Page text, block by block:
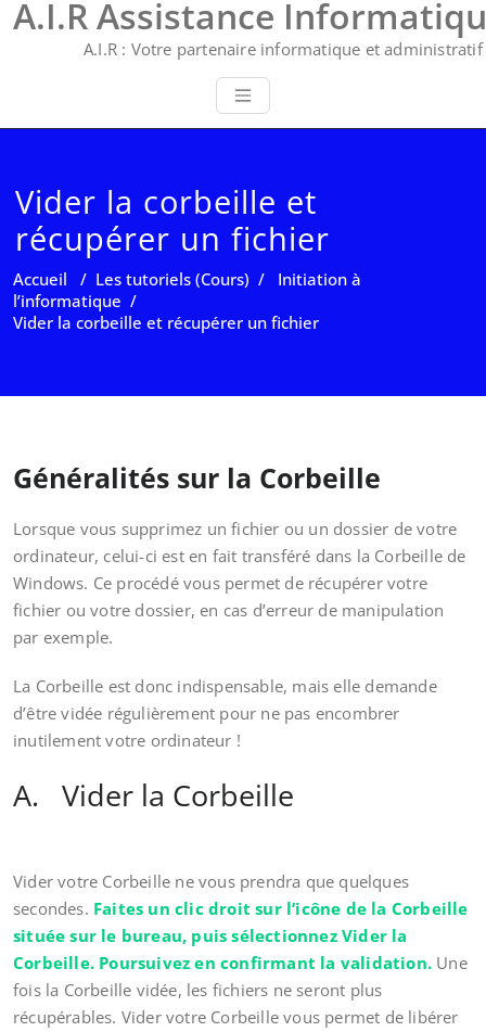
A.I.R Assistance
A.I.R : Votre partenaire informatique et administratif
Vider la corbeille et
récupérer un fichier
Accueil / Les tutoriels (Cours) / Initiation à
l’informatique /
Vider la corbeille et récupérer un fichier
Généralités sur la Corbeille
Lorsque vous supprimez un fichier ou un dossier de votre
ordinateur, celui-ci est en fait transféré dans la Corbeille de
Windows. Ce procédé vous permet de récupérer votre
fichier ou votre dossier, en cas d’erreur de manipulation
par exemple.
La Corbeille est donc indispensable, mais elle demande
d’être vidée régulièrement pour ne pas encombrer
inutilement votre ordinateur !
A. Vider la Corbeille
Vider votre Corbeille ne vous prendra que quelques
secondes. Faites un clic droit sur l’icône de la Corbeille
située sur le bureau, puis sélectionnez Vider la
Corbeille. Poursuivez en confirmant la validation. Une
fois la Corbeille vidée, les fichiers ne seront plus
récupérables. Vider votre Corbeille vous permet de libérer